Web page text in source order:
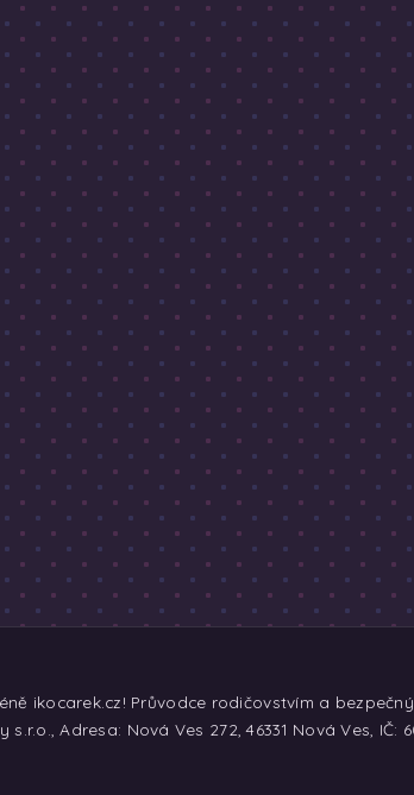
ikocarek.cz! Průvodce rodičovstvím a
Adresa: Nová Ves 272, 46331 Nová Ves, IČ: